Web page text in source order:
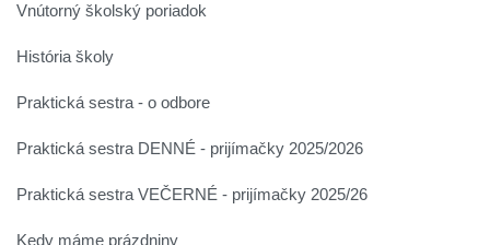
Vnútorný školský poriadok
História školy
Praktická sestra - o odbore
Praktická sestra DENNÉ - prijímačky 2025/2026
Praktická sestra VEČERNÉ - prijímačky 2025/26
Kedy máme prázdniny